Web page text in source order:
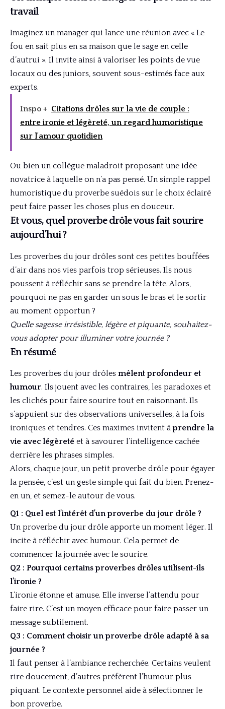
travail
Imaginez un manager qui lance une réunion avec « Le
fou en sait plus en sa maison que le sage en celle
d’autrui ». Il invite ainsi à valoriser les points de vue
locaux ou des juniors, souvent sous-estimés face aux
experts.
Inspo + Citations drôles sur la vie de couple :
entre ironie et légèreté, un regard humoristique
sur l'amour quotidien
Ou bien un collègue maladroit proposant une idée
novatrice à laquelle on n’a pas pensé. Un simple rappel
humoristique du proverbe suédois sur le choix éclairé
peut faire passer les choses plus en douceur.
Et vous, quel proverbe drôle vous fait sourire
aujourd’hui ?
Les proverbes du jour drôles sont ces petites bouffées
d’air dans nos vies parfois trop sérieuses. Ils nous
poussent à réfléchir sans se prendre la tête. Alors,
pourquoi ne pas en garder un sous le bras et le sortir
au moment opportun ?
Quelle sagesse irrésistible, légère et piquante, souhaitez-
vous adopter pour illuminer votre journée ?
En résumé
Les proverbes du jour drôles mêlent profondeur et
humour. Ils jouent avec les contraires, les paradoxes et
les clichés pour faire sourire tout en raisonnant. Ils
s’appuient sur des observations universelles, à la fois
ironiques et tendres. Ces maximes invitent àprendre la
vie avec légèreté et à savourer l’intelligence cachée
derrière les phrases simples.
Alors, chaque jour, un petit proverbe drôle pour égayer
la pensée, c’est un geste simple qui fait du bien. Prenez-
en un, et semez-le autour de vous.
Q1 : Quel est l’intérêt d’un proverbe du jour drôle ?
Un proverbe du jour drôle apporte un moment léger. Il
incite à réfléchir avec humour. Cela permet de
commencer la journée avec le sourire.
Q2 : Pourquoi certains proverbes drôles utilisent-ils
l’ironie ?
L’ironie étonne et amuse. Elle inverse l’attendu pour
faire rire. C’est un moyen efficace pour faire passer un
message subtilement.
Q3 : Comment choisir un proverbe drôle adapté à sa
journée ?
Il faut penser à l’ambiance recherchée. Certains veulent
rire doucement, d’autres préfèrent l’humour plus
piquant. Le contexte personnel aide à sélectionner le
bon proverbe.